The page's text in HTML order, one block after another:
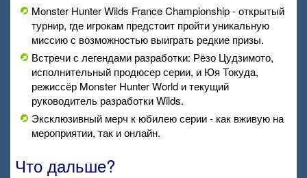
Monster Hunter Wilds France Championship - открытый
турнир, где игрокам предстоит пройти уникальную
миссию с возможностью выиграть редкие призы.
Встречи с легендами разработки: Рёзо Цудзимото,
исполнительный продюсер серии, и Юя Токуда,
режиссёр Monster Hunter World и текущий
руководитель разработки Wilds.
Эксклюзивный мерч к юбилею серии - как вживую на
мероприятии, так и онлайн.
Что дальше?